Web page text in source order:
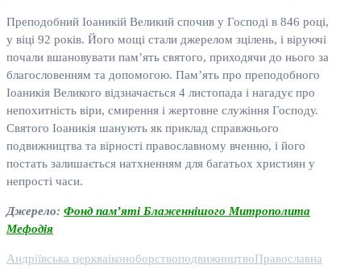
Преподобний Іоаникій Великий спочив у Господі в 846 році,
у віці 92 років. Його мощі стали джерелом зцілень, і віруючі
почали вшановувати пам’ять святого, приходячи до нього за
благословенням та допомогою. Пам’ять про преподобного
Іоаникія Великого відзначається 4 листопада і нагадує про
непохитність віри, смирення і жертовне служіння Господу.
Святого Іоаникія шанують як приклад справжнього
подвижництва та вірності православному вченню, і його
постать залишається натхненням для багатьох християн у
непрості часи.
Джерело: Фонд пам’яті Блаженнішого Митрополита
Мефодія
Андріївська церкваіконоборствоподвижництвоПравославна